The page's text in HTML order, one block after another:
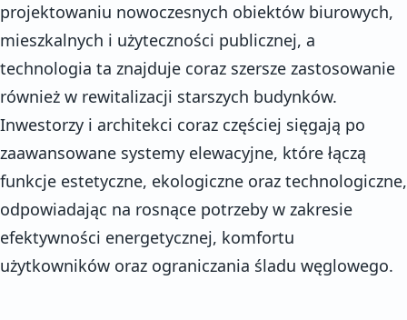
projektowaniu nowoczesnych obiektów biurowych,
mieszkalnych i użyteczności publicznej, a
technologia ta znajduje coraz szersze zastosowanie
również w rewitalizacji starszych budynków.
Inwestorzy i architekci coraz częściej sięgają po
zaawansowane systemy elewacyjne, które łączą
funkcje estetyczne, ekologiczne oraz technologiczne,
odpowiadając na rosnące potrzeby w zakresie
efektywności energetycznej, komfortu
użytkowników oraz ograniczania śladu węglowego.